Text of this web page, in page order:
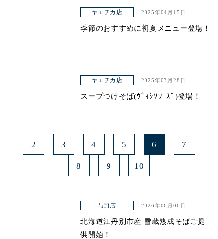
ヤエチカ店 2025年04月15日
季節のおすすめに初夏メニュー登場！
ヤエチカ店 2025年03月28日
スープつけそば(ｳﾞｨｼｿﾜｰｽﾞ)登場！
2 3 4 5 6 7
8 9 10
与野店 2026年06月06日
北海道江丹別市産 雪蔵熟成そばご提
供開始！